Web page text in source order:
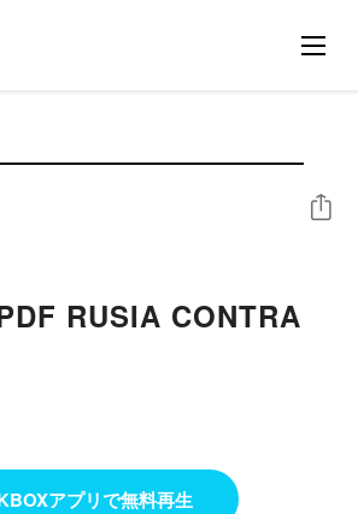
RUSIA CONTRA
シェア
アプリで無料再生